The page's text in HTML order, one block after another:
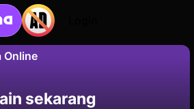
Online
sekarang